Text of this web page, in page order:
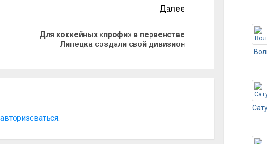
Далее
Для хоккейных «профи» в первенстве
Липецка создали свой дивизион
авторизоваться.